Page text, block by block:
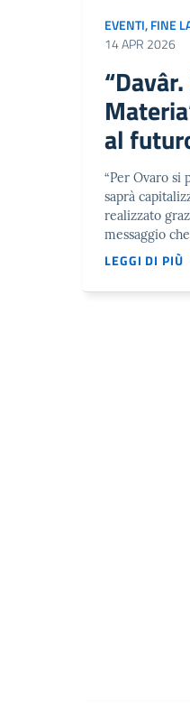
EVENTI,FINE
14 APR 2026
al
“Per Ovaro si
saprà
realizzato
messaggio
LEGGI DI PIÙ